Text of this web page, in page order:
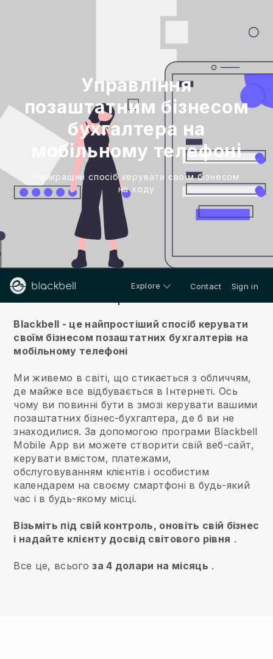
Управління
позаштатним бізнесом
бухгалтера на
мобільному телефоні
Найкращий спосіб керувати своїм бізнесом
на ходу
Explore Contact Sign in
Blackbell - це найпростіший спосіб керувати
своїм бізнесом позаштатних бухгалтерів на
мобільному телефоні
Ми живемо в світі, що стикається з обличчям,
де майже все відбувається в Інтернеті. Ось
чому ви повинні бути в змозі керувати вашими
позаштатних бізнес-бухгалтера, де б ви не
знаходилися. За допомогою програми Blackbell
Mobile App ви можете створити свій веб-сайт,
керувати вмістом, платежами,
обслуговуванням клієнтів і особистим
календарем на своєму смартфоні в будь-який
час і в будь-якому місці.
Візьміть під свій контроль, оновіть свій бізнес
і надайте клієнту досвід світового рівня .
Все це, всьогоза 4 долари на місяць .